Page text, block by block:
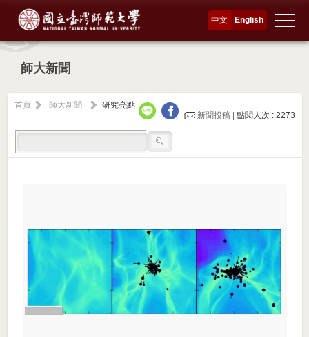
English
中文
師大新聞
首頁 師大新聞
研究亮點
新聞投稿 |點閱人次 : 2273